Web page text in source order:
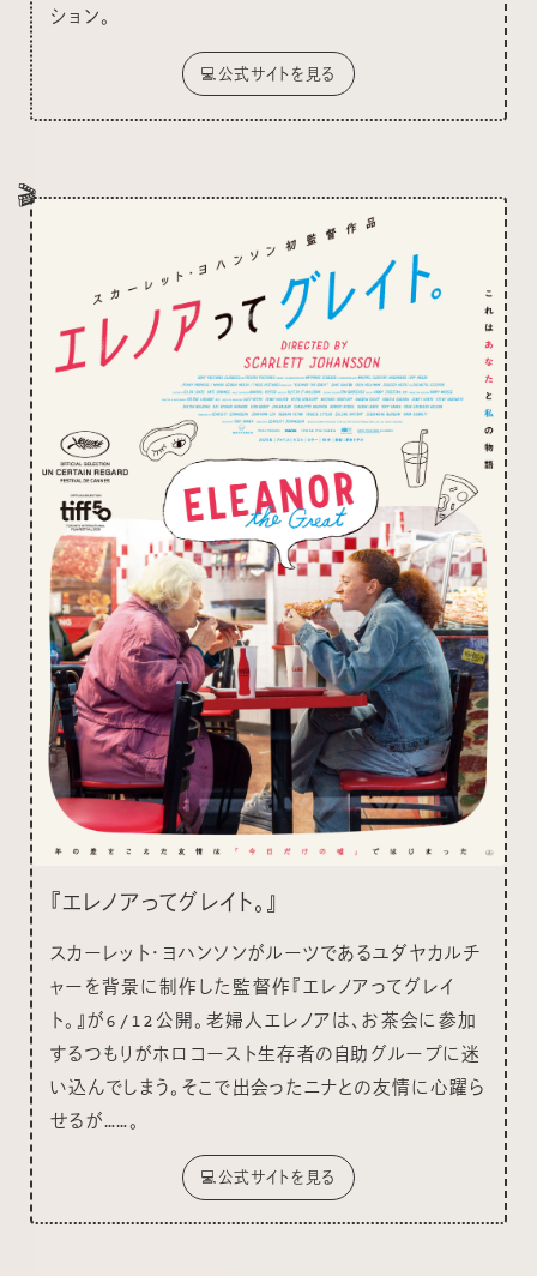
ション。
💻公式サイトを見る
🎬
『エレノアってグレイト。』
スカーレット・ヨハンソンがルーツであるユダヤカルチ
ャーを背景に制作した監督作『エレノアってグレイ
ト。』が6/12公開。老婦人エレノアは、お茶会に参加
するつもりがホロコースト生存者の自助グループに迷
い込んでしまう。そこで出会ったニナとの友情に心躍ら
せるが……。
💻公式サイトを見る